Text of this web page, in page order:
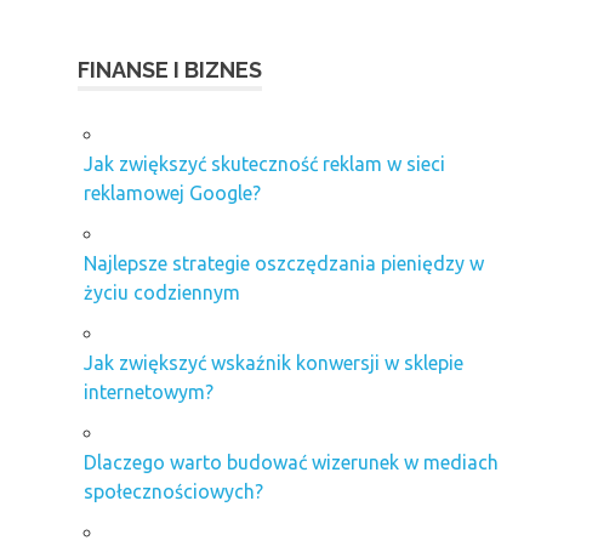
FINANSE I BIZNES
Jak zwiększyć skuteczność reklam w sieci
reklamowej Google?
Najlepsze strategie oszczędzania pieniędzy w
życiu codziennym
Jak zwiększyć wskaźnik konwersji w sklepie
internetowym?
Dlaczego warto budować wizerunek w mediach
społecznościowych?